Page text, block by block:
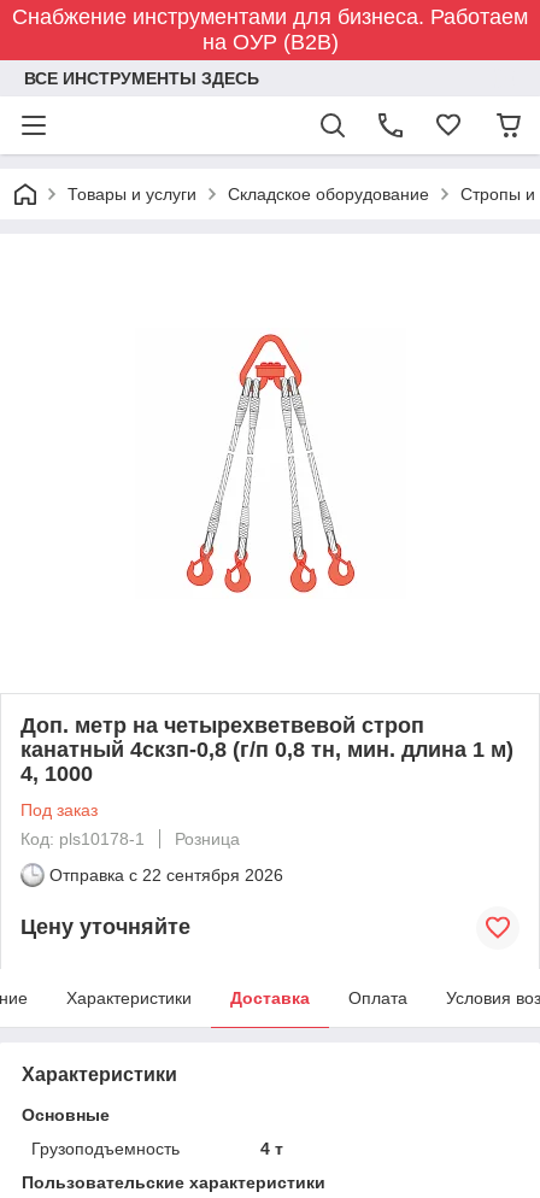
Снабжение инструментами для бизнеса. Работаем
на ОУР (B2B)
ВСЕ ИНСТРУМЕНТЫ ЗДЕСЬ
Товары и услуги Складское оборудование Стропы и
Доп. метр на четырехветвевой строп
канатный 4скзп-0,8 (г/п 0,8 тн, мин. длина 1 м)
4, 1000
Под заказ
Код: pls10178-1
Розница
Отправка с 22 сентября 2026
Цену уточняйте
Характеристики Доставка Оплата Условия
Характеристики
Основные
Грузоподъемность
4 т
Пользовательские характеристики